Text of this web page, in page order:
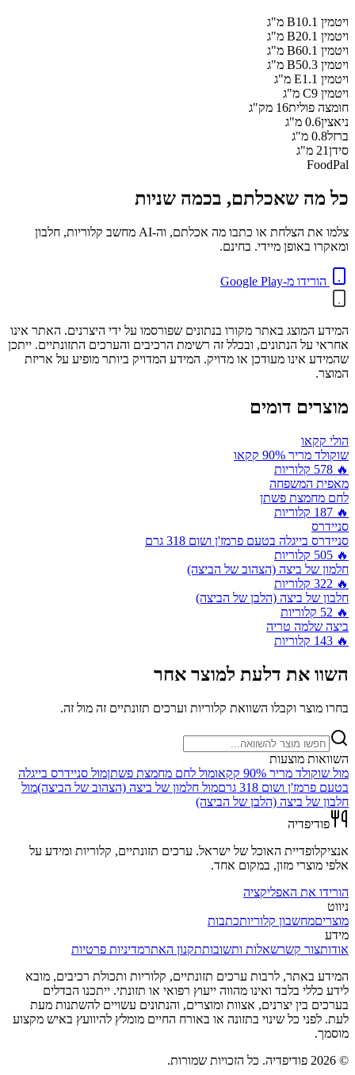
ויטמין B1 0.1
מ"ג
ויטמין B2 0.1
מ"ג
ויטמין B6 0.1
מ"ג
ויטמין B5 0.3
מ"ג
ויטמין E 1.1
מ"ג
ויטמין C 9
מ"ג
חומצה פולית16 מק"ג
ניאצין0.6 מ"ג
ברזל0.8 מ"ג
סידן21 מ"ג
FoodPal
כל מה שאכלתם, בכמה שניות
צלמו את הצלחת או כתבו מה אכלתם, וה-AI מחשב קלוריות, חלבון
ומאקרו באופן מיידי. בחינם.
הורידו מ-Google Play
המידע המוצג באתר מקורו בנתונים שפורסמו על ידי היצרנים. האתר אינו
אחראי על הנתונים, ובכלל זה רשימת הרכיבים והערכים התזונתיים. ייתכן
שהמידע אינו מעודכן או מדויק. המידע המדויק ביותר מופיע על אריזת
המוצר.
מוצרים דומים
הולי קקאו
שוקולד מריר 90% קקאו
🔥
578 קלוריות
מאפית המשפחה
לחם מחמצת פשתן
🔥
187 קלוריות
סניידרס
סניידרס בייגלה בטעם פרמז'ן ושום 318 גרם
🔥
505 קלוריות
חלמון של ביצה (הצהוב של הביצה)
🔥
322 קלוריות
חלבון של ביצה (הלבן של הביצה)
🔥
52 קלוריות
ביצה שלמה טריה
🔥
143 קלוריות
השוו את דלעת למוצר אחר
בחרו מוצר וקבלו השוואת קלוריות וערכים תזונתיים זה מול זה.
השוואות מוצעות
מול שוקולד מריר 90% קקאו מול לחם מחמצת פשתןמול סניידרס בייגלה
בטעם פרמז'ן ושום 318 גרם
מול חלמון של ביצה (הצהוב של הביצה)מול
חלבון של ביצה (הלבן של הביצה)
פודיפדיה
אנציקלופדיית האוכל של ישראל. ערכים תזונתיים, קלוריות ומידע על
אלפי מוצרי מזון, במקום אחד.
הורידו את האפליקציה
ניווט
מוצריםמחשבון קלוריותכתבות
מידע
אודותצור קשרשאלות ותשובותתקנון האתרמדיניות פרטיות
המידע באתר, לרבות ערכים תזונתיים, קלוריות ותכולת רכיבים, מובא
לידע כללי בלבד ואינו מהווה ייעוץ רפואי או תזונתי. ייתכנו הבדלים
בערכים בין יצרנים, אצוות ומוצרים, והנתונים עשויים להשתנות מעת
לעת. לפני כל שינוי בתזונה או באורח החיים מומלץ להיוועץ באיש מקצוע
מוסמך.
©
2026 פודיפדיה. כל הזכויות שמורות.